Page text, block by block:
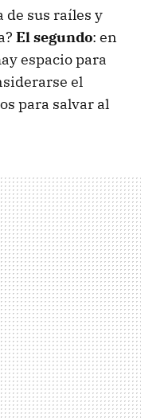
de sus raíles y
El segundo: en
espacio para
el
para salvar al